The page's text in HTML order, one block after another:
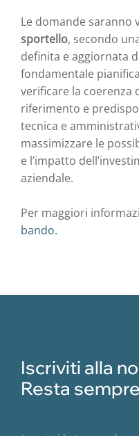
Le domande saranno
sportello, secondo
definita e aggiornata
fondamentale
verificare la coerenza
riferimento e
tecnica e
massimizzare le
e l’impatto
aziendale.
Per maggiori
bando.
Iscriviti alla
Resta